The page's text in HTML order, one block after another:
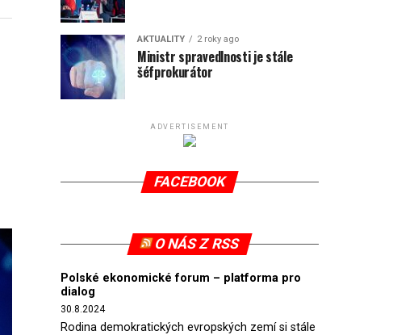
AKTUALITY 2 roky ago
Ministr spravedlnosti je stále
šéfprokurátor
ADVERTISEMENT
FACEBOOK
O NÁS Z RSS
Polské ekonomické forum – platforma pro
dialog
30.8.2024
Rodina demokratických evropských zemí si stále